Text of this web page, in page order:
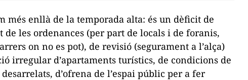
més enllà de la temporada alta: és un dèficit de
les ordenances (per part de locals i de foranis,
on no es pot), de revisió (segurament a l’alça)
irregular d’apartaments turístics, de condicions de
d’ofrena de l’espai públic per a fer